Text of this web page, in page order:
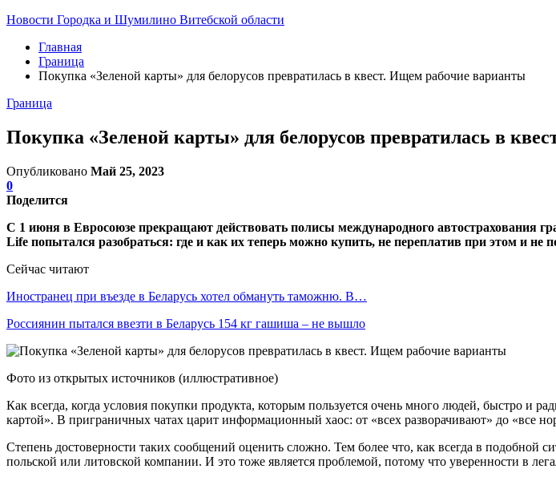
Новости Городка и Шумилино Витебской области
Главная
Граница
Покупка «Зеленой карты» для белорусов превратилась в квест. Ищем рабочие варианты
Граница
Покупка «Зеленой карты» для белорусов превратилась в
Опубликовано Май 25, 2023
0
Поделится
С 1 июня в Евросоюзе прекращают действовать полисы международного автострахования
Life попытался разобраться: где и как их теперь можно купить, не переплатив при этом и не
Сейчас читают
Иностранец при въезде в Беларусь хотел обмануть таможню. В…
Россиянин пытался ввезти в Беларусь 154 кг гашиша – не вышло
Фото из открытых источников (иллюстративное)
Как всегда, когда условия покупки продукта, которым пользуется очень много людей, быстро и
картой». В приграничных чатах царит информационный хаос: от «всех разворачивают» до «все
Степень достоверности таких сообщений оценить сложно. Тем более что, как всегда в
польской или литовской компании. И это тоже является проблемой, потому что уверенности в